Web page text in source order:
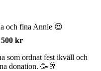
och fina Annie 😍
500 kr
som ordnat fest ikväll och
donation. 🥳🥂